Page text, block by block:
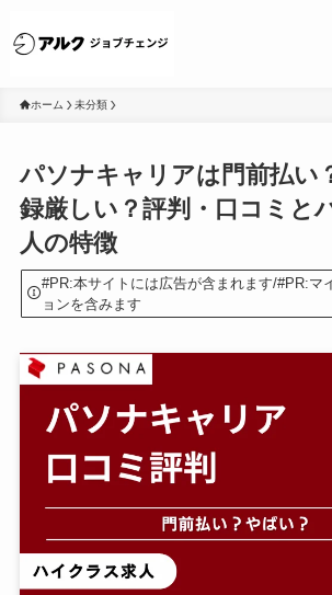
ホーム 未分類
パソナキャリアは門前払い
録厳しい？評判・口コミと
人の特徴
#PR:本サイトには広告が含まれます/#PR:マ
ョンを含みます